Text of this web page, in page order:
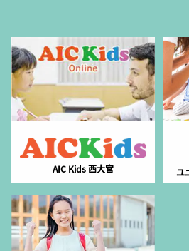
AIC Kids 西大宮 ユ